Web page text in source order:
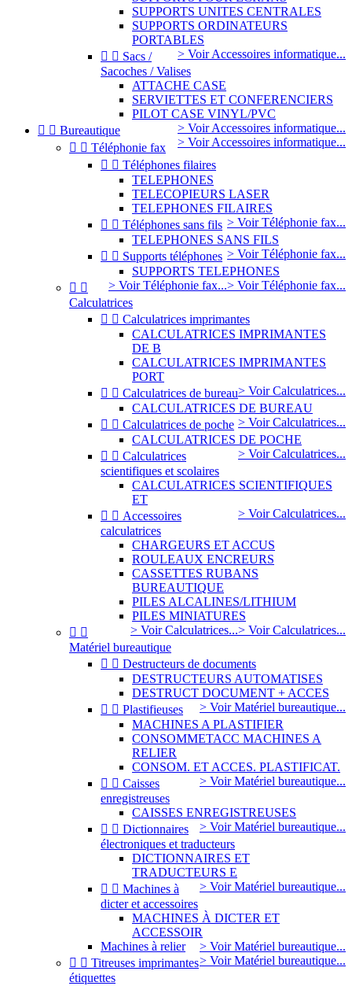
SUPPORTS UNITES CENTRALES
SUPPORTS ORDINATEURS
PORTABLES
> Voir Accessoires informatique...
  Sacs /
Sacoches / Valises
ATTACHE CASE
SERVIETTES ET CONFERENCIERS
PILOT CASE VINYL/PVC
> Voir Accessoires informatique...
> Voir Accessoires informatique...
  Bureautique
  Téléphonie fax
  Téléphones filaires
TELEPHONES
TELECOPIEURS LASER
TELEPHONES FILAIRES
> Voir Téléphonie fax...
  Téléphones sans fils
TELEPHONES SANS FILS
> Voir Téléphonie fax...
  Supports téléphones
SUPPORTS TELEPHONES
> Voir Téléphonie fax...
> Voir Téléphonie fax...
 
Calculatrices
  Calculatrices imprimantes
CALCULATRICES IMPRIMANTES
DE B
CALCULATRICES IMPRIMANTES
PORT
> Voir Calculatrices...
  Calculatrices de bureau
CALCULATRICES DE BUREAU
> Voir Calculatrices...
  Calculatrices de poche
CALCULATRICES DE POCHE
> Voir Calculatrices...
  Calculatrices
scientifiques et scolaires
CALCULATRICES SCIENTIFIQUES
ET
> Voir Calculatrices...
  Accessoires
calculatrices
CHARGEURS ET ACCUS
ROULEAUX ENCREURS
CASSETTES RUBANS
BUREAUTIQUE
PILES ALCALINES/LITHIUM
PILES MINIATURES
> Voir Calculatrices...
> Voir Calculatrices...
 
Matériel bureautique
  Destructeurs de documents
DESTRUCTEURS AUTOMATISES
DESTRUCT DOCUMENT + ACCES
> Voir Matériel bureautique...
  Plastifieuses
MACHINES A PLASTIFIER
CONSOMMETACC MACHINES A
RELIER
CONSOM. ET ACCES. PLASTIFICAT.
> Voir Matériel bureautique...
  Caisses
enregistreuses
CAISSES ENREGISTREUSES
> Voir Matériel bureautique...
  Dictionnaires
électroniques et traducteurs
DICTIONNAIRES ET
TRADUCTEURS E
> Voir Matériel bureautique...
  Machines à
dicter et accessoires
MACHINES À DICTER ET
ACCESSOIR
> Voir Matériel bureautique...
Machines à relier
> Voir Matériel bureautique...
  Titreuses imprimantes
étiquettes